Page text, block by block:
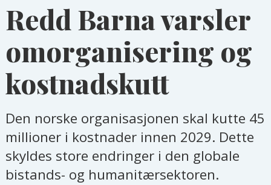
Redd Barna varsler
omorganisering og
kostnadskutt
Den norske organisasjonen skal kutte 45
millioner i kostnader innen 2029. Dette
skyldes store endringer i den globale
bistands- og humanitærsektoren.